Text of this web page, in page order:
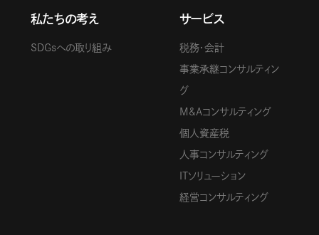
私たちの考え
SDGsへの取り組み
サービス
税務・会計
事業承継コンサルティン
グ
M&Aコンサルティング
個人資産税
人事コンサルティング
ITソリューション
経営コンサルティング